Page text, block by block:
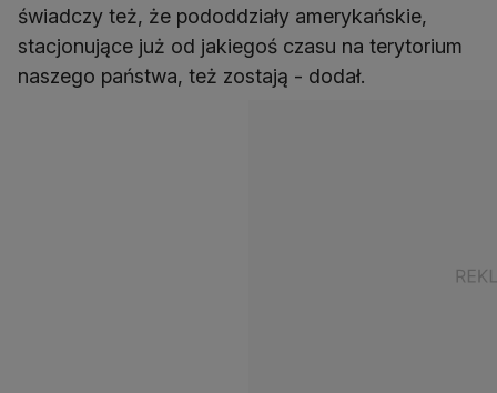
świadczy też, że pododdziały amerykańskie,
stacjonujące już od jakiegoś czasu na terytorium
naszego państwa, też zostają - dodał.